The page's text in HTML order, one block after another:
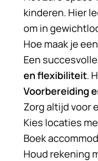
kinderen. Hier
om in
Hoe maak je
Een
en flexibiliteit.
Voorbereiding
Zorg altijd voor
Kies locaties
Boek
Houd rekening